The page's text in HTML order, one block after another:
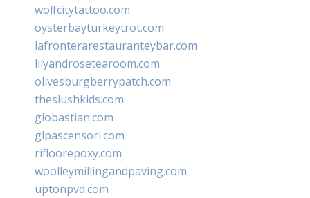
wolfcitytattoo.com
oysterbayturkeytrot.com
lafronterarestauranteybar.com
lilyandrosetearoom.com
olivesburgberrypatch.com
theslushkids.com
giobastian.com
glpascensori.com
rifloorepoxy.com
woolleymillingandpaving.com
uptonpvd.com